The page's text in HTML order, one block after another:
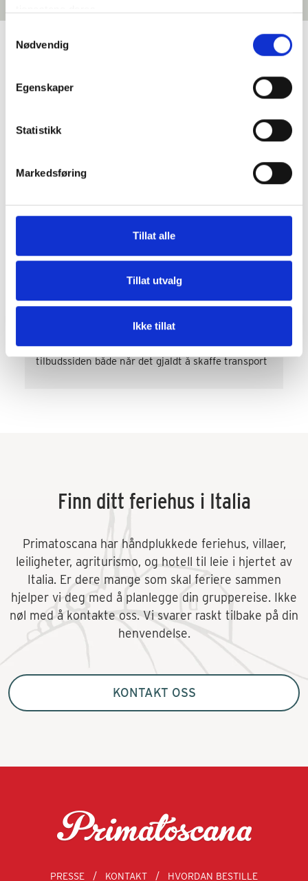
Nødvendig
Egenskaper
Statistikk
Markedsføring
Tillat alle
Tillat utvalg
Ikke tillat
powered byGoogle
vurder oss på
som jobber i PrimaToscana og de som jobber i
resepsjonen på Varramista. Rask svartid og på
tilbudssiden både når det gjaldt å skaffe transport
Finn ditt feriehus i Italia
Primatoscana har håndplukkede feriehus, villaer,
leiligheter, agriturismo, og hotell til leie i hjertet av
Italia. Er dere mange som skal feriere sammen
hjelper vi deg med å planlegge din gruppereise. Ikke
nøl med å kontakte oss. Vi svarer raskt tilbake på din
henvendelse.
KONTAKT OSS
PRESSE KONTAKT HVORDAN BESTILLE